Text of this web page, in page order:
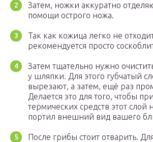
Затем, ножки аккуратно
помощи острого ножа.
Так как кожица легко не
рекомендуется просто
Затем тщательно нужно
у шляпки. Для этого губчатый
вырезают, а затем, ещё раз
Делается это для того, чтобы
термических средств этот слой
портил внешний вид вашего
После грибы стоит отварить.